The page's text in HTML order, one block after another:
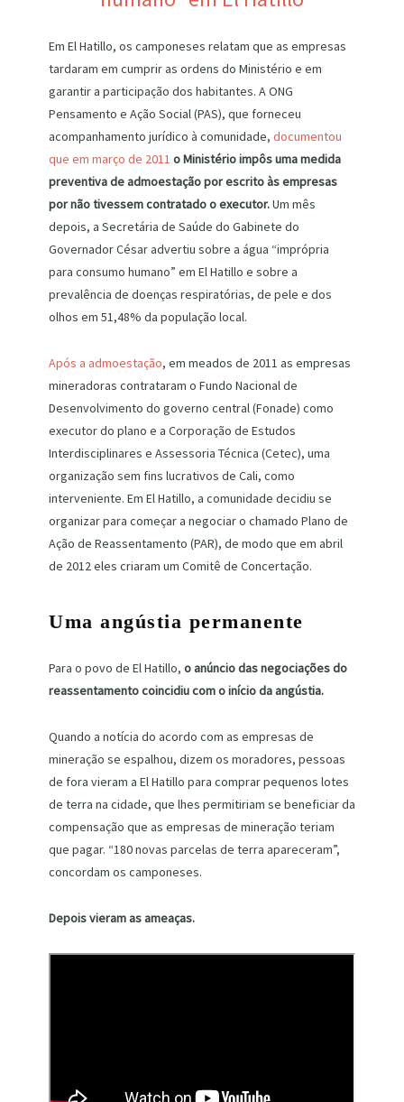
Em El Hatillo, os camponeses relatam que as empresas
tardaram em cumprir as ordens do Ministério e em
garantir a participação dos habitantes. A ONG
Pensamento e Ação Social (PAS), que forneceu
acompanhamento jurídico à comunidade, documentou
que em março de 2011 o Ministério impôs uma medida
preventiva de admoestação por escrito às empresas
por não tivessem contratado o executor.Um mês
depois, a Secretária de Saúde do Gabinete do
Governador César advertiu sobre a água “imprópria
para consumo humano” em El Hatillo e sobre a
prevalência de doenças respiratórias, de pele e dos
olhos em 51,48% da população local.
Após a admoestação, em meados de 2011 as empresas
mineradoras contrataram o Fundo Nacional de
Desenvolvimento do governo central (Fonade) como
executor do plano e a Corporação de Estudos
Interdisciplinares e Assessoria Técnica (Cetec), uma
organização sem fins lucrativos de Cali, como
interveniente. Em El Hatillo, a comunidade decidiu se
organizar para começar a negociar o chamado Plano de
Ação de Reassentamento (PAR), de modo que em abril
de 2012 eles criaram um Comitê de Concertação.
Uma angústia permanente
Para o povo de El Hatillo, o anúncio das negociações do
reassentamento coincidiu com o início da angústia.
Quando a notícia do acordo com as empresas de
mineração se espalhou, dizem os moradores, pessoas
de fora vieram a El Hatillo para comprar pequenos lotes
de terra na cidade, que lhes permitiriam se beneficiar da
compensação que as empresas de mineração teriam
que pagar. “180 novas parcelas de terra apareceram”,
concordam os camponeses.
Depois vieram as ameaças.